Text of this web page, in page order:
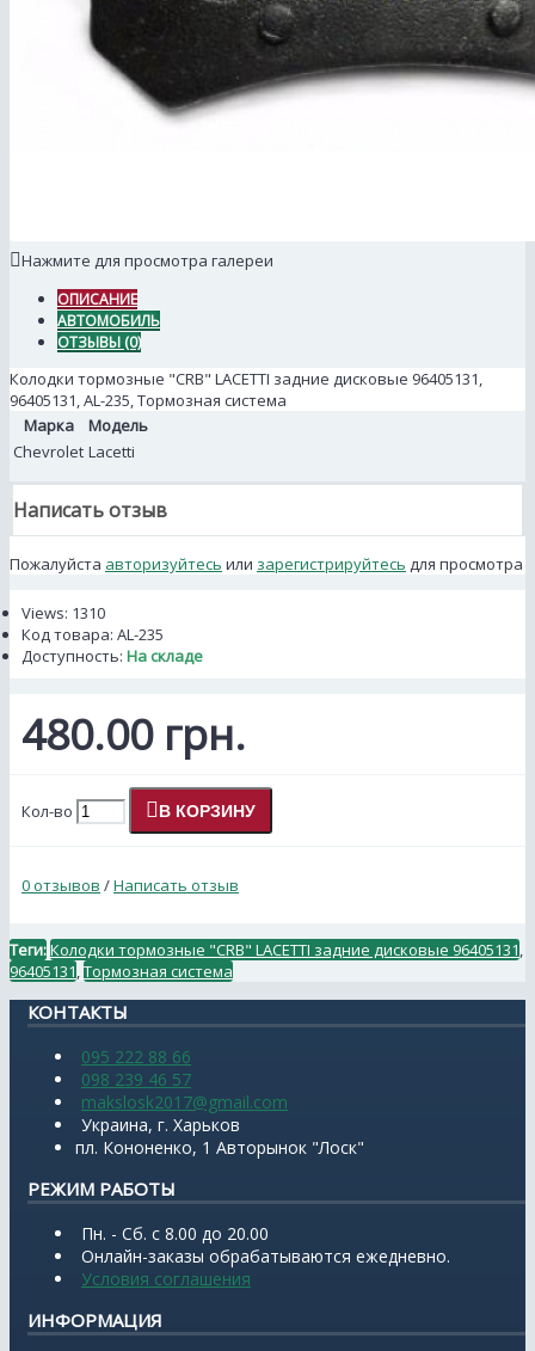
Нажмите для просмотра галереи
ОПИСАНИЕ
АВТОМОБИЛЬ
ОТЗЫВЫ (0)
Колодки тормозные "CRB" LACETTI задние дисковые 96405131,
96405131, AL-235, Тормозная система
Марка
Модель
Chevrolet Lacetti
Написать отзыв
Пожалуйста авторизуйтесь или зарегистрируйтесь для просмотра
Views: 1310
Код товара: AL-235
Доступность: На складе
480.00 грн.
Кол-во В КОРЗИНУ
0 отзывов /Написать отзыв
Теги:Колодки тормозные "CRB" LACETTI задние дисковые 96405131
96405131 Тормозная система
КОНТАКТЫ
095 222 88 66
098 239 46 57
makslosk2017@gmail.com
Украина, г. Харьков
пл. Кононенко, 1 Авторынок "Лоск"
РЕЖИМ РАБОТЫ
Пн. - Сб. с 8.00 до 20.00
Онлайн-заказы обрабатываются ежедневно.
Условия соглашения
ИНФОРМАЦИЯ